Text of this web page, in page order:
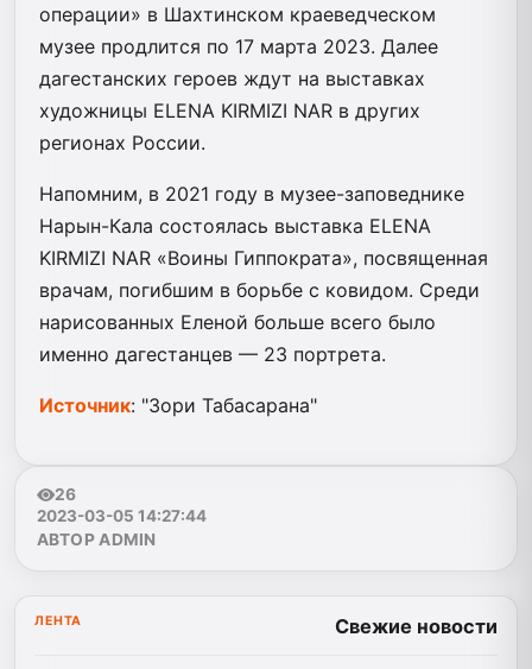
операции» в Шахтинском краеведческом
музее продлится по 17 марта 2023. Далее
дагестанских героев ждут на выставках
художницы ELENA KIRMIZI NAR в других
регионах России.
Напомним, в 2021 году в музее-заповеднике
Нарын-Кала состоялась выставка ELENA
KIRMIZI NAR «Воины Гиппократа», посвященная
врачам, погибшим в борьбе с ковидом. Среди
нарисованных Еленой больше всего было
именно дагестанцев — 23 портрета.
Источник: "Зори Табасарана"
26
2023-03-05 14:27:44
АВТОР ADMIN
ЛЕНТА Свежие новости